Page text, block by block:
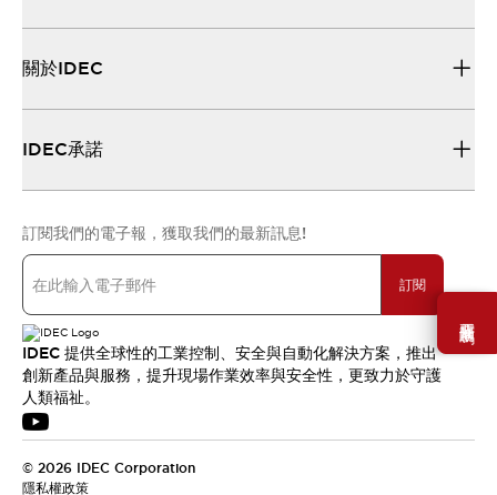
需要幫助嗎？
關於IDEC
IDEC承諾
訂閱我們的電子報，獲取我們的最新訊息!
訂閱
IDEC 提供全球性的工業控制、安全與自動化解決方案，推出
創新產品與服務，提升現場作業效率與安全性，更致力於守護
人類福祉。
© 2026 IDEC Corporation
隱私權政策